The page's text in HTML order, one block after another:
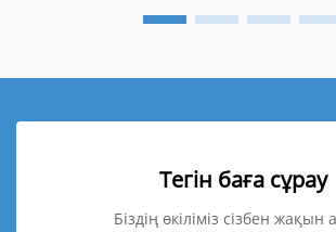
Тегін баға сұрау
Біздің өкіліміз сізбен жақын